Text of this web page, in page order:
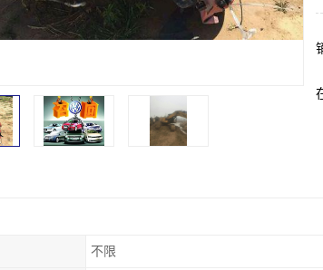
不限